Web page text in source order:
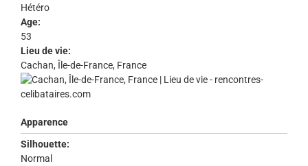
Hétéro
Age:
53
Lieu de vie:
Cachan, Île-de-France, France
Apparence
Silhouette:
Normal